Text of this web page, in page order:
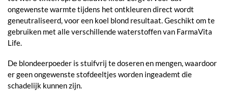
ongewenste warmte tijdens het ontkleuren direct wordt
geneutraliseerd, voor een koel blond resultaat. Geschikt om te
gebruiken met alle verschillende waterstoffen van FarmaVita
Life.
De blondeerpoeder is stuifvrij te doseren en mengen, waardoor
er geen ongewenste stofdeeltjes worden ingeademt die
schadelijk kunnen zijn.